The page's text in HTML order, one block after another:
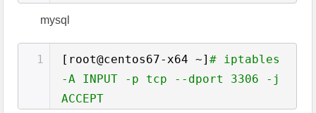
mysql
1 [root@centos67-x64 ~]# iptables
-A INPUT -p tcp --dport 3306 -j
ACCEPT